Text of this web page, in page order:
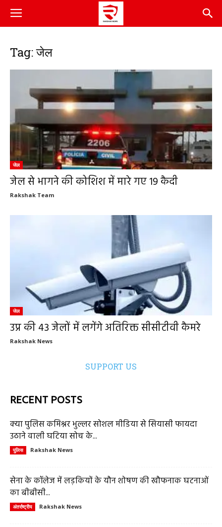
Tag: जेल
जेल
जेल से भागने की कोशिश में मारे गए 19 कैदी
Rakshak Team
जेल
उप्र की 43 जेलों में लगेंगे अतिरिक्त सीसीटीवी कैमरे
Rakshak News
SUPPORT US
RECENT POSTS
क्या पुलिस कमिश्नर भुल्लर सोशल मीडिया से सियासी फायदा
उठाने वाली घटिया सोच के...
पुलिस Rakshak News
सेना के कॉलेज में लड़कियों के यौन शोषण की खौफनाक घटनाओं
का बीबीसी...
अंतर्राष्ट्रीय Rakshak News